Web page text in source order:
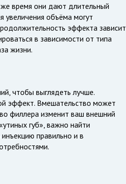
время они дают длительный
увеличения объёма могут
эффекта зависит
в зависимости от типа
жизни.
чтобы выглядеть лучше.
эффект. Вмешательство может
филлера изменит ваш внешний
губ», важно найти
правильно и в